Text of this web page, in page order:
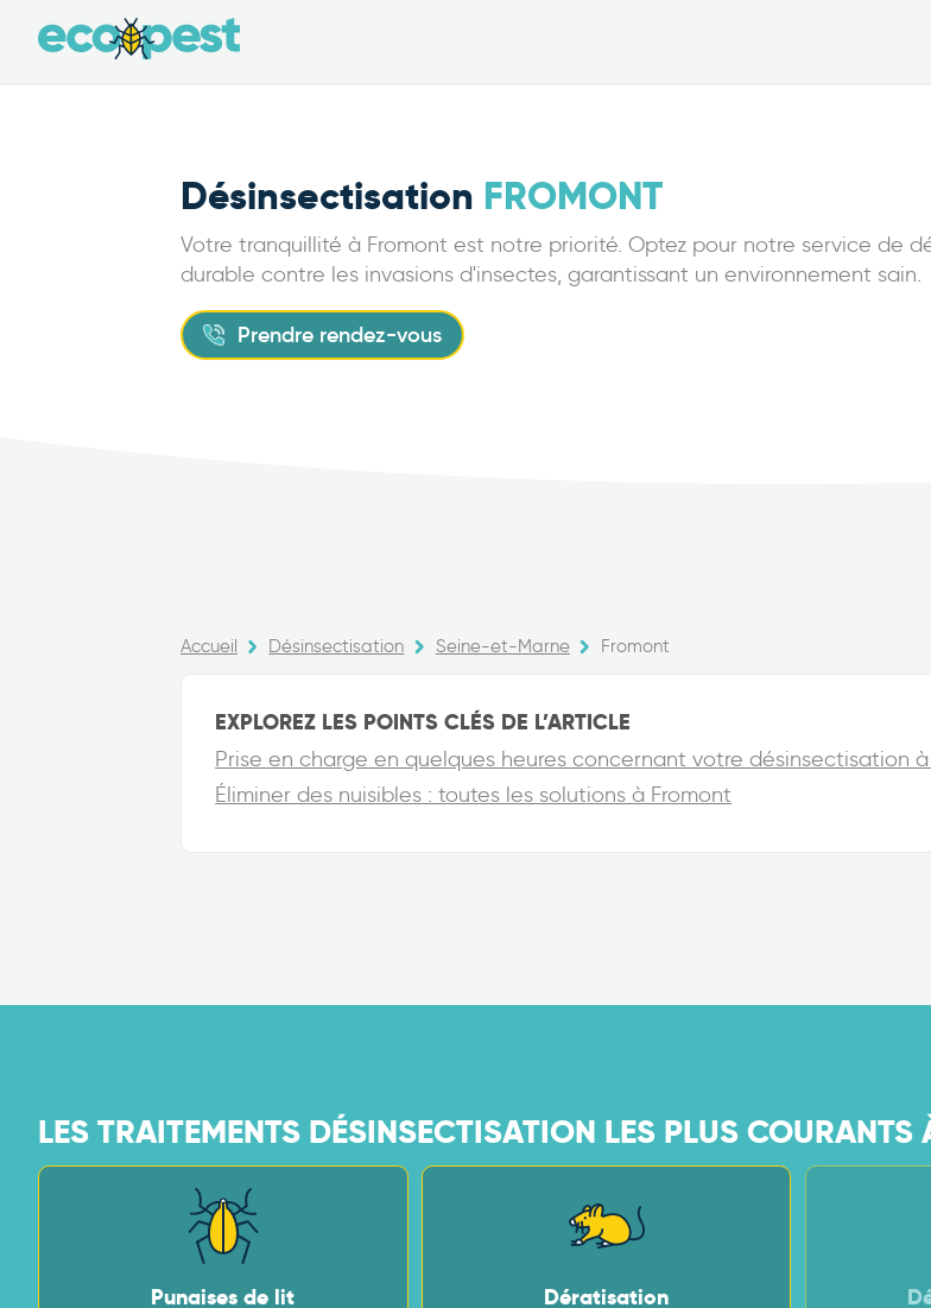
Désinsectisation FROMONT
Votre tranquillité à Fromont est notre priorité. Optez pour notre service de
durable contre les invasions d'insectes, garantissant un environnement sain.
Prendre rendez-vous
Accueil Désinsectisation Seine-et-Marne Fromont
EXPLOREZ LES POINTS CLÉS DE L’ARTICLE
Prise en charge en quelques heures concernant votre désinsectisation
Éliminer des nuisibles : toutes les solutions à Fromont
LES TRAITEMENTS DÉSINSECTISATION LES PLUS COURANTS
Punaises de lit
Dératisation